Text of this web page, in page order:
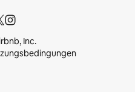
Inc.